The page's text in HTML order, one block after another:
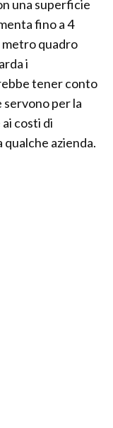
una superficie
fino a 4
metro quadro
i
tener conto
per la
costi di
azienda.